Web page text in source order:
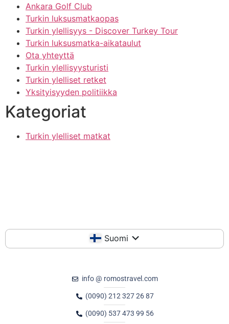
Ankara Golf Club
Turkin luksusmatkaopas
Turkin ylellisyys - Discover Turkey Tour
Turkin luksusmatka-aikataulut
Ota yhteyttä
Turkin ylellisyysturisti
Turkin ylelliset retket
Yksityisyyden politiikka
Kategoriat
Turkin ylelliset matkat
Suomi
info @ romostravel.com
(0090) 212 327 26 87
(0090) 537 473 99 56